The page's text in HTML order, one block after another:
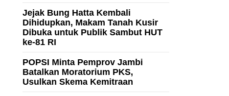
Jejak Bung Hatta Kembali
Dihidupkan, Makam Tanah Kusir
Dibuka untuk Publik Sambut HUT
ke-81 RI
POPSI Minta Pemprov Jambi
Batalkan Moratorium PKS,
Usulkan Skema Kemitraan